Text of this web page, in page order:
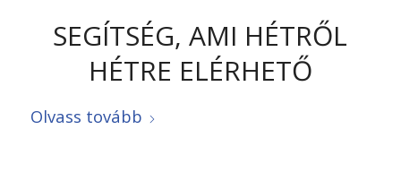
SEGÍTSÉG, AMI HÉTRŐL
HÉTRE ELÉRHETŐ
Olvass tovább